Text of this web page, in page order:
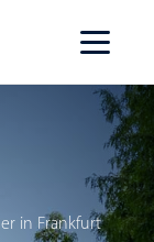
in Frankfurt